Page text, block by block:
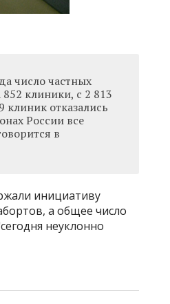
число частных
клиники, с 2 813
клиник отказались
России все
в
инициативу
а общее число
неуклонно